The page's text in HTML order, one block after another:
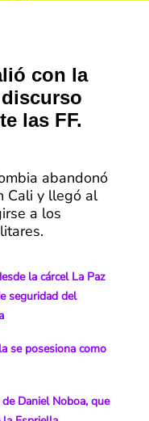
con la
las FF.
abandonó
Cali y llegó al
a los
la cárcel La Paz
seguridad del
se posesiona como
Daniel Noboa, que